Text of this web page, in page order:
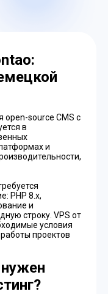
open-source CMS с
в
и
PHP 8.x,
и
строку. VPS от
условия
проектов